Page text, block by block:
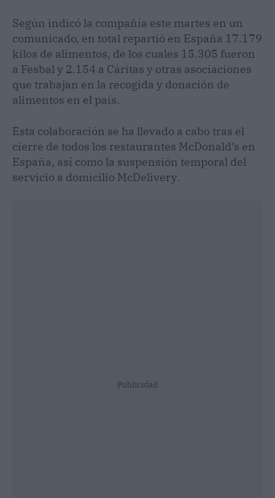
Según indicó la compañía este martes en un
comunicado, en total repartió en España 17.179
kilos de alimentos, de los cuales 15.305 fueron
a Fesbal y 2.154 a Cáritas y otras asociaciones
que trabajan en la recogida y donación de
alimentos en el país.
Esta colaboración se ha llevado a cabo tras el
cierre de todos los restaurantes McDonald’s en
España, así como la suspensión temporal del
servicio a domicilio McDelivery.
Publicidad